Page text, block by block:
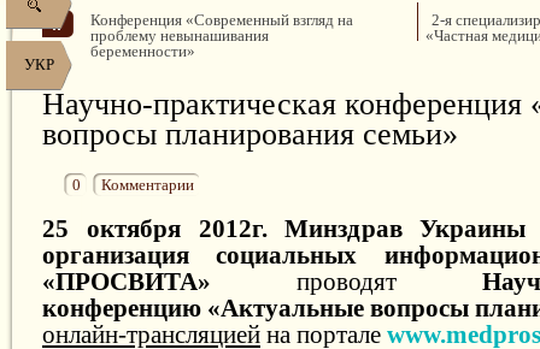
УКР
Конференция «Современный взгляд на
проблему невынашивания
беременности»
2-я
«Частная
Научно-практическая конференция
вопросы планирования семьи»
0 Комментарии
25 октября 2012г. Минздрав Украины
организация социальных
«ПРОСВИТА» проводят
конференцию «Актуальные вопросы
онлайн-трансляцией на портале